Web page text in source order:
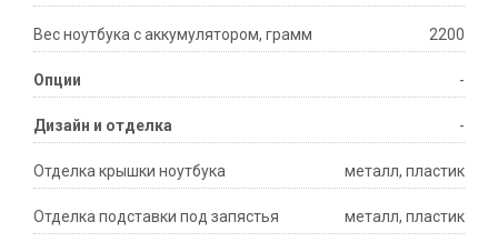
Вес ноутбука с аккумулятором, грамм 2200
Опции -
Дизайн и отделка -
Отделка крышки ноутбука металл, пластик
Отделка подставки под запястья металл, пластик